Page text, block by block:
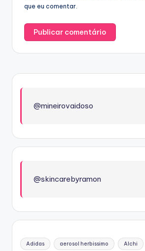
que eu comentar.
@mineirovaidoso
@skincarebyramon
Adidas aerosol herbissimo Alchi